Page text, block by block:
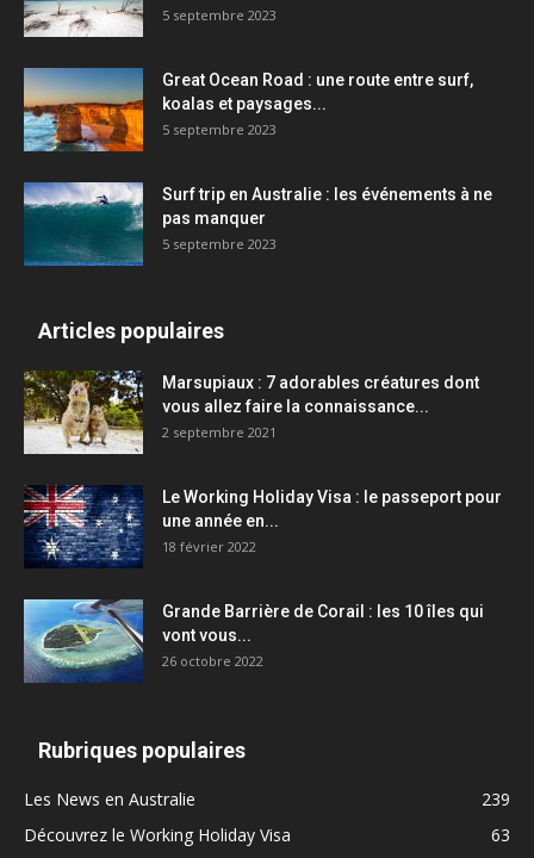
5 septembre 2023
Great Ocean Road : une route entre surf,
koalas et paysages...
5 septembre 2023
Surf trip en Australie : les événements à ne
pas manquer
5 septembre 2023
Articles populaires
Marsupiaux : 7 adorables créatures dont
vous allez faire la connaissance...
2 septembre 2021
Le Working Holiday Visa : le passeport pour
une année en...
18 février 2022
Grande Barrière de Corail : les 10 îles qui
vont vous...
26 octobre 2022
Rubriques populaires
Les News en Australie
239
Découvrez le Working Holiday Visa
63